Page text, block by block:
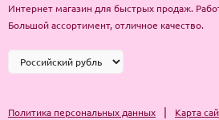
Интернет магазин для быстрых продаж.
Большой ассортимент, отличное качество.
Политика персональных данных | Карта